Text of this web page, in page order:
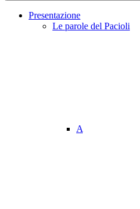
Presentazione
Le parole del Pacioli
A